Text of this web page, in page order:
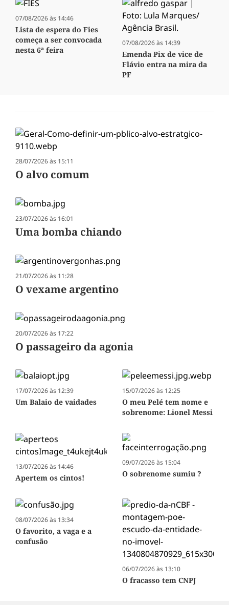
07/08/2026 às 14:46
Lista de espera do Fies
começa a ser convocada
nesta 6ª feira
07/08/2026 às 14:39
Emenda Pix de vice de
Flávio entra na mira da
PF
28/07/2026 às 15:11
O alvo comum
23/07/2026 às 16:01
Uma bomba chiando
21/07/2026 às 11:28
O vexame argentino
20/07/2026 às 17:22
O passageiro da agonia
17/07/2026 às 12:39
Um Balaio de vaidades
15/07/2026 às 12:25
O meu Pelé tem nome e
sobrenome: Lionel Messi
13/07/2026 às 14:46
Apertem os cintos!
09/07/2026 às 15:04
O sobrenome sumiu ?
08/07/2026 às 13:34
O favorito, a vaga e a
confusão
06/07/2026 às 13:10
O fracasso tem CNPJ